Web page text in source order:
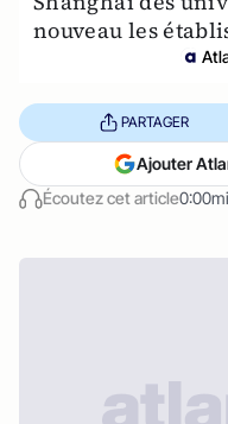
nouveau les
Écoutez cet article
PARTAGER
Ajouter